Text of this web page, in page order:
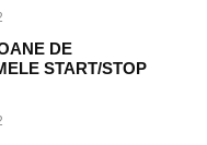
lemn pas cu
DE
START/STOP